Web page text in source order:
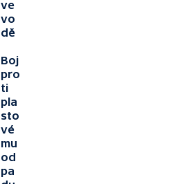
ve
vo
dě
Boj
pro
ti
pla
sto
vé
mu
od
pa